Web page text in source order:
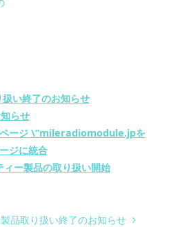
い終了のお知らせ
らせ
ージ \”mileradiomodule.jpを
ジに統合
ー製品の取り扱い開始
品取り扱い終了のお知らせ